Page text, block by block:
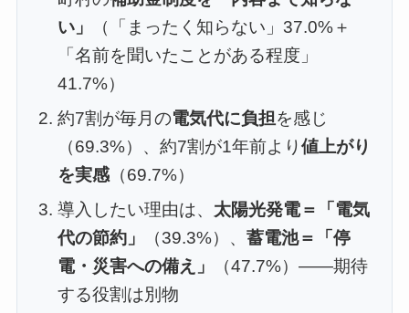
い」
（「まったく知らない」37.0%＋
「名前を聞いたことがある程度」
41.7%）
約7割が毎月の電気代に負担を感じ
（69.3%）、約7割が1年前より値上がり
を実感 （69.7%）
導入したい理由は、 太陽光発電＝「電気
代の節約」
（39.3%）、蓄電池＝「停
電・災害への備え」
（47.7%）——期待
する役割は別物